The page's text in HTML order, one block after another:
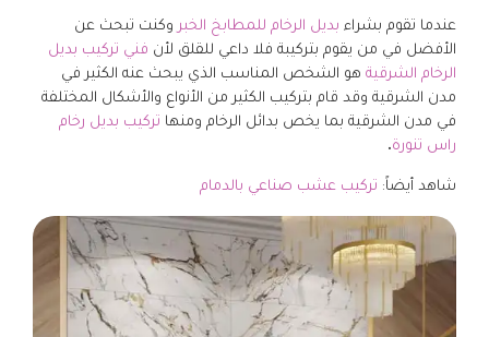
عندما تقوم بشراء بديل الرخام للمطابخ الخبر وكنت تبحث عن
الأفضل في من يقوم بتركيبة فلا داعي للقلق لأن فني تركيب بديل
الرخام الشرقية هو الشخص المناسب الذي يبحث عنه الكثير في
مدن الشرقية وقد قام بتركيب الكثير من الأنواع والأشكال المختلفة
في مدن الشرقية بما يخص بدائل الرخام ومنها تركيب بديل رخام
راس تنورة.
شاهد أيضاً: تركيب عشب صناعي بالدمام